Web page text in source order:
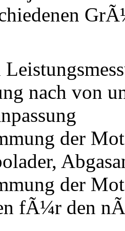
nach von
der
der
fÃ¼r den